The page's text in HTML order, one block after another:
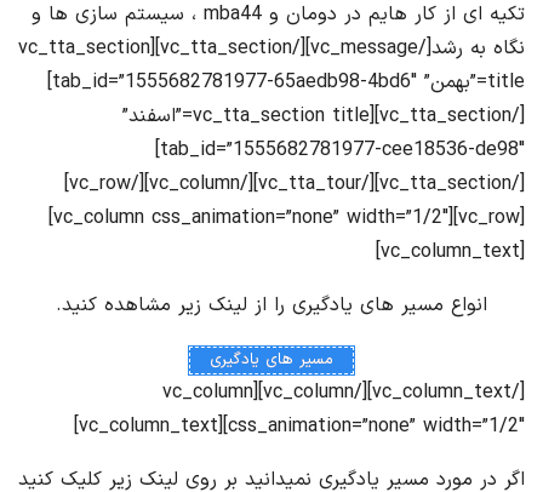
تکیه ای از کار هایم در دومان و mba44 ، سیستم سازی ها و
نگاه به رشد[/vc_message][/vc_tta_section][vc_tta_section
title=”بهمن” tab_id=”1555682781977-65aedb98-4bd6″]
[/vc_tta_section][vc_tta_section title=”اسفند”
tab_id=”1555682781977-cee18536-de98″]
[/vc_tta_section][/vc_tta_tour][/vc_column][/vc_row]
[vc_row][vc_column css_animation=”none” width=”1/2″]
[vc_column_text]
انواع مسیر های یادگیری را از لینک زیر مشاهده کنید.
مسیر های یادگیری
[/vc_column_text][/vc_column][vc_column
css_animation=”none” width=”1/2″][vc_column_text]
اگر در مورد مسیر یادگیری نمیدانید بر روی لینک زیر کلیک کنید